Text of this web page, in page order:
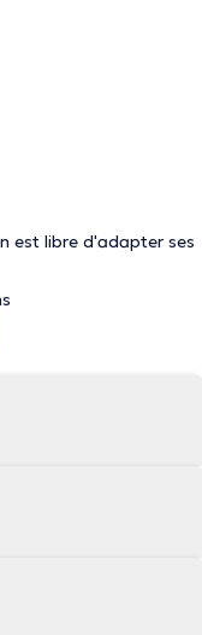
est libre d'adapter ses